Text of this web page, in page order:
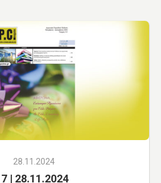
28.11.2024
| 28.11.2024